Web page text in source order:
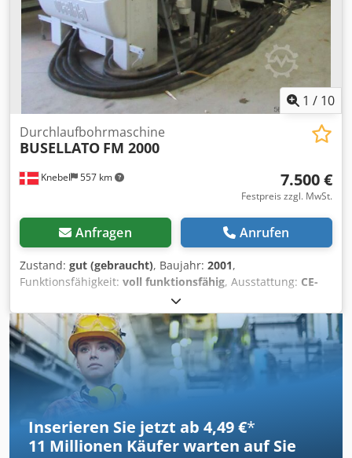
1 / 10
Knebel 557 km
Durchlaufbohrmaschine
BUSELLATO FM 2000
7.500 €
Festpreis zzgl. MwSt.
Anfragen Anrufen
Zustand: gut (gebraucht), Baujahr: 2001,
Funktionsfähigkeit: voll funktionsfähig, Ausstattung: CE-
, Durchlaufbohrmaschine, NC-gesteuert,
mit Bohrbalken rechts, links, 4 oben, 7 unten Bohrbalken.
Dkedpfxey U H R Es Alisr
Inserieren Sie jetzt ab 4,49 €*
11 Millionen Käufer warten auf Sie